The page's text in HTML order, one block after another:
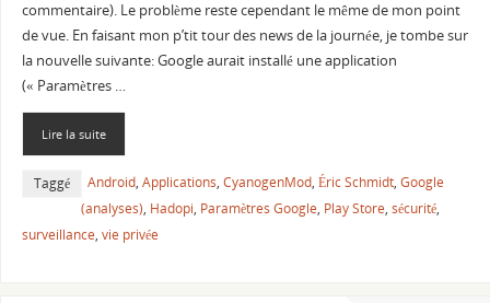
commentaire). Le problème reste cependant le même de mon point
de vue. En faisant mon p’tit tour des news de la journée, je tombe sur
la nouvelle suivante: Google aurait installé une application
(« Paramètres …
Lire la suite
Taggé Android, Applications, CyanogenMod, Éric Schmidt, Google
(analyses), Hadopi, Paramètres Google, Play Store, sécurité,
surveillance, vie privée